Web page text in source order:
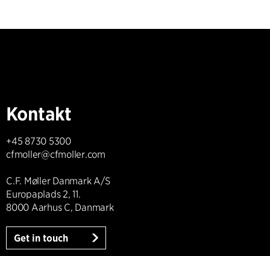
Kontakt
+45 8730 5300
cfmoller@cfmoller.com
C.F. Møller Danmark A/S
Europaplads 2, 11.
8000 Aarhus C, Danmark
Get in touch